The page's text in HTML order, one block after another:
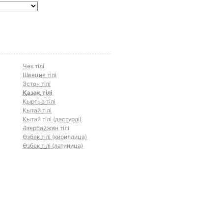
Чех тілі
Швеция тілі
Эстон тілі
Қазақ тілі
Қырғыз тілі
Қытай тілі
Қытай тілі (дәстүрлі)
Әзербайжан тілі
Өзбек тілі (кириллица)
Өзбек тілі (латиница)